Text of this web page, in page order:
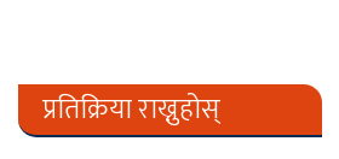
प्रतिक्रिया राख्नुहोस्